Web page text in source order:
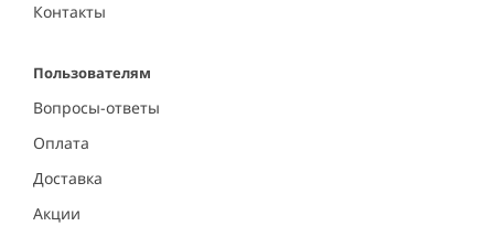
Контакты
Пользователям
Вопросы-ответы
Оплата
Доставка
Акции